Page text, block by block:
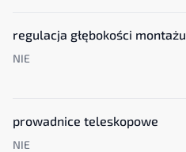
regulacja głębokości montażu
NIE
prowadnice teleskopowe
NIE